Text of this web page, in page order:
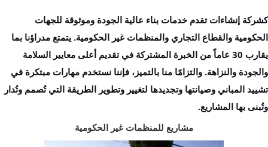
كشركة إنشاءات تقدم خدمات بناء عالية الجودة وموثوقة للجهات
الحكومية والقطاع التجاري والمنظمات غير الحكومية. يتمتع مدراؤنا بما
يقارب 30 عاماً من الخبرة المشتركة في تقديم أعلى معايير السلامة
والجودة والنزاهة. والتزامًا منا بالتميز، فإننا نستخدم مهارات مبتكرة في
تشييد المباني وصيانتها وتجديدها لتغيير وتطوير الطريقة التي تُصمم وتُدار
وتُبنى بها المشاريع.
مشاريع للمنظمات غير الحكومية